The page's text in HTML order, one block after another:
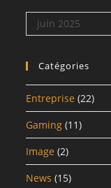
Archives
juin 2025
Catégories
Entreprise (22)
Gaming (11)
Image (2)
News (15)